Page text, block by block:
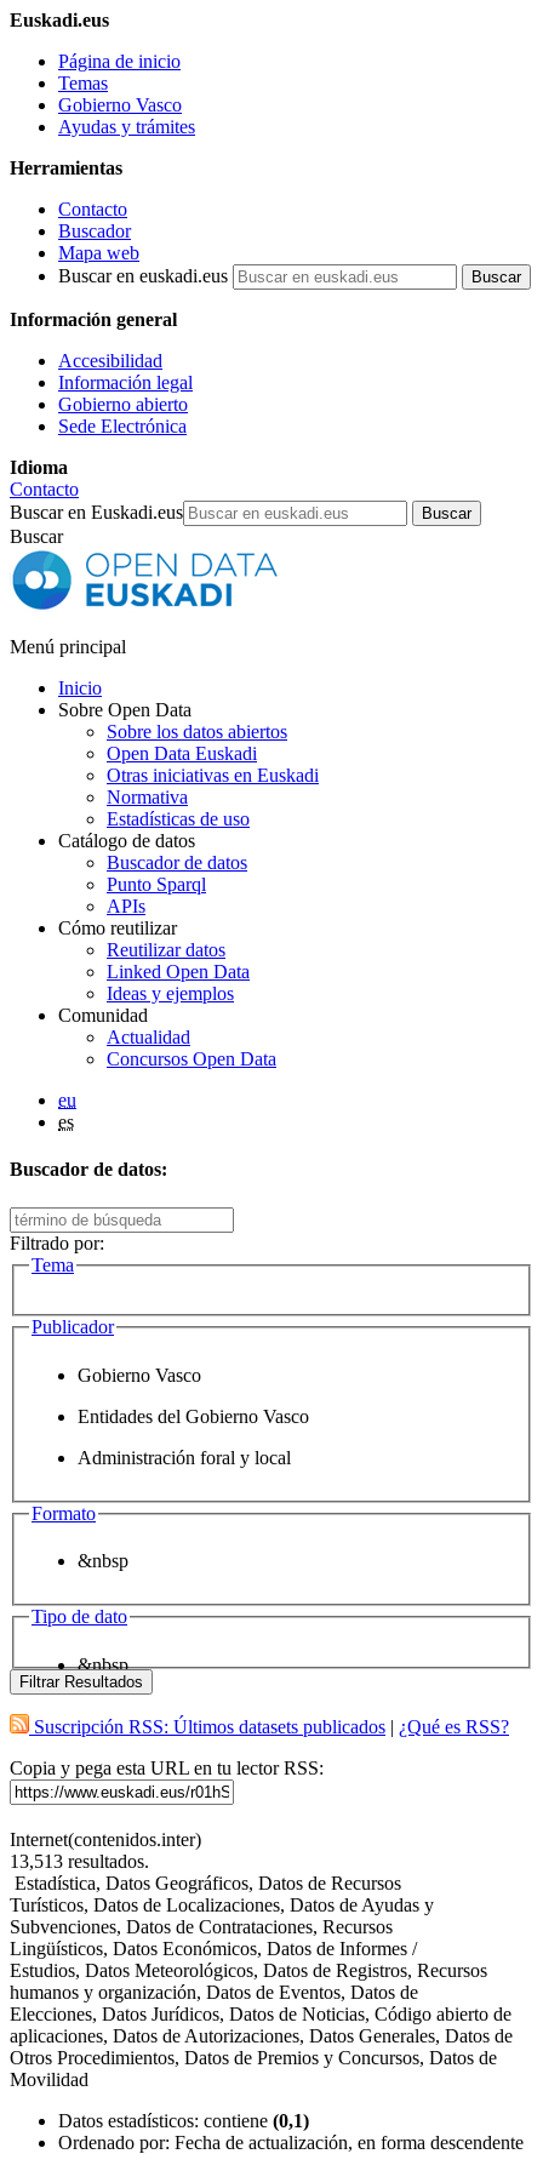
Euskadi.eus
Página de inicio
Temas
Gobierno Vasco
Ayudas y trámites
Herramientas
Contacto
Buscador
Mapa web
Buscar en euskadi.eus
Información general
Accesibilidad
Información legal
Gobierno abierto
Sede Electrónica
Idioma
Contacto
Buscar en Euskadi.eus
Buscar
Menú principal
Inicio
Sobre Open Data
Sobre los datos abiertos
Open Data Euskadi
Otras iniciativas en Euskadi
Normativa
Estadísticas de uso
Catálogo de datos
Buscador de datos
Punto Sparql
APIs
Cómo reutilizar
Reutilizar datos
Linked Open Data
Ideas y ejemplos
Comunidad
Actualidad
Concursos Open Data
eu
es
Buscador de datos:
Filtrado por:
Tema
Publicador
Gobierno Vasco
Entidades del Gobierno Vasco
Administración foral y local
Formato
&nbsp
Tipo de dato
&nbsp
Filtrar Resultados
Suscripción RSS: Últimos datasets publicados | ¿Qué es RSS?
Copia y pega esta URL en tu lector RSS:
Internet(contenidos.inter)
13,513 resultados.
Estadística, Datos Geográficos, Datos de Recursos
Turísticos, Datos de Localizaciones, Datos de Ayudas y
Subvenciones, Datos de Contrataciones, Recursos
Lingüísticos, Datos Económicos, Datos de Informes /
Estudios, Datos Meteorológicos, Datos de Registros, Recursos
humanos y organización, Datos de Eventos, Datos de
Elecciones, Datos Jurídicos, Datos de Noticias, Código abierto de
aplicaciones, Datos de Autorizaciones, Datos Generales, Datos de
Otros Procedimientos, Datos de Premios y Concursos, Datos de
Movilidad
Datos estadísticos: contiene (0,1)
Ordenado por: Fecha de actualización, en forma descendente